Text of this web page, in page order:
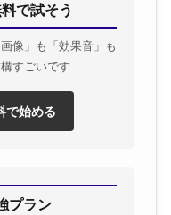
で試そう
像」も「効果音」も
すごいです
始める
プラン